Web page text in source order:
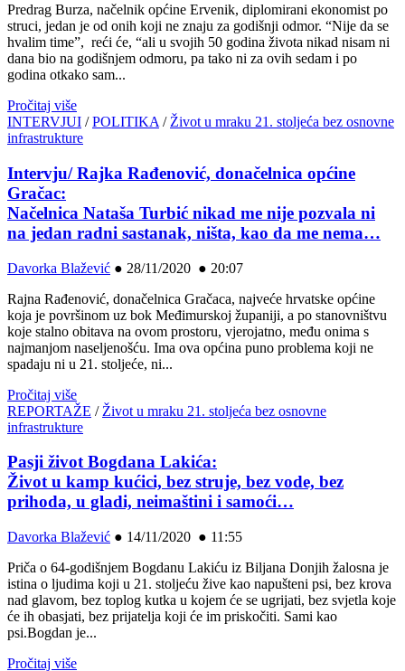
Predrag Burza, načelnik općine Ervenik, diplomirani ekonomist po
struci, jedan je od onih koji ne znaju za godišnji odmor. “Nije da se
hvalim time”, reći će, “ali u svojih 50 godina života nikad nisam ni
dana bio na godišnjem odmoru, pa tako ni za ovih sedam i po
godina otkako sam...
Pročitaj više
INTERVJUI /POLITIKA / Život u mraku 21. stoljeća bez osnovne
infrastrukture
Intervju/ Rajka Rađenović, donačelnica općine
Gračac:
Načelnica Nataša Turbić nikad me nije pozvala ni
na jedan radni sastanak, ništa, kao da me nema…
Davorka Blažević ● 28/11/2020 ● 20:07
Rajna Rađenović, donačelnica Gračaca, najveće hrvatske općine
koja je površinom uz bok Međimurskoj županiji, a po stanovništvu
koje stalno obitava na ovom prostoru, vjerojatno, među onima s
najmanjom naseljenošću. Ima ova općina puno problema koji ne
spadaju ni u 21. stoljeće, ni...
Pročitaj više
REPORTAŽE / Život u mraku 21. stoljeća bez osnovne
infrastrukture
Pasji život Bogdana Lakića:
Život u kamp kućici, bez struje, bez vode, bez
prihoda, u gladi, neimaštini i samoći…
Davorka Blažević ● 14/11/2020 ● 11:55
Priča o 64-godišnjem Bogdanu Lakiću iz Biljana Donjih žalosna je
istina o ljudima koji u 21. stoljeću žive kao napušteni psi, bez krova
nad glavom, bez toplog kutka u kojem će se ugrijati, bez svjetla koje
će ih obasjati, bez prijatelja koji će im priskočiti. Sami kao
psi.Bogdan je...
Pročitaj više